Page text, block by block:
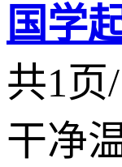
国学
共1页
干净